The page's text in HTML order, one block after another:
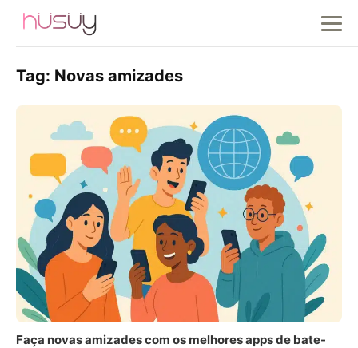
Tag: Novas amizades
Faça novas amizades com os melhores apps de bate-